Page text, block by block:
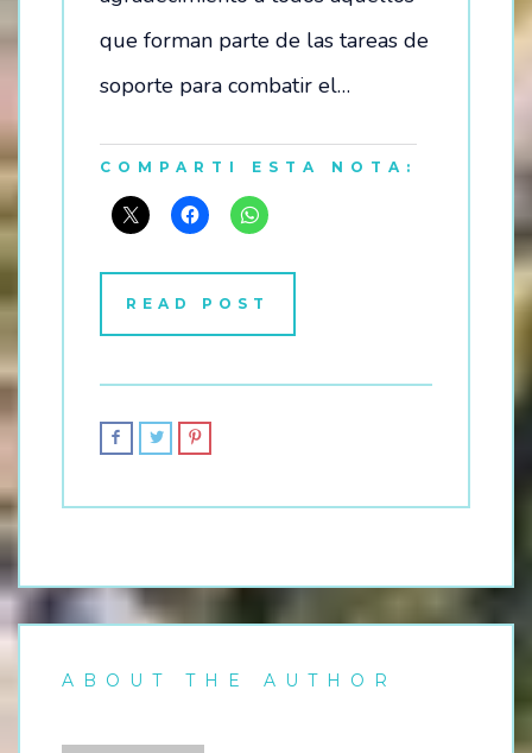
que forman parte de las tareas de
soporte para combatir el…
COMPARTI ESTA NOTA:
READ POST
ABOUT THE AUTHOR